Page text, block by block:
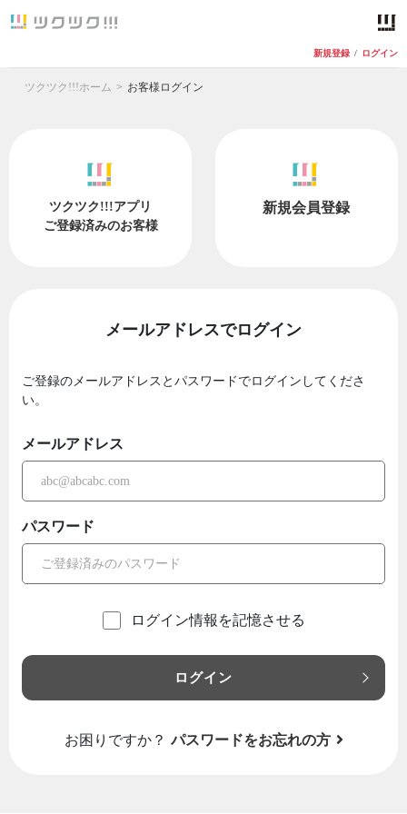
新規登録 / ログイン
ツクツク!!!ホーム お客様ログイン
ツクツク!!!アプリ
ご登録済みのお客様
新規会員登録
メールアドレスでログイン
ご登録のメールアドレスとパスワードでログインしてくださ
い。
メールアドレス
パスワード
ログイン情報を記憶させる
ログイン
お困りですか？ パスワードをお忘れの方